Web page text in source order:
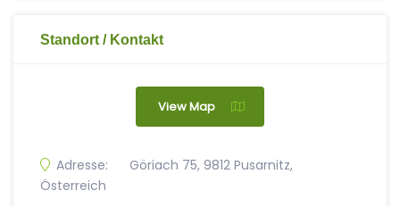
Standort / Kontakt
View Map
Adresse:
Göriach 75, 9812 Pusarnitz,
Österreich